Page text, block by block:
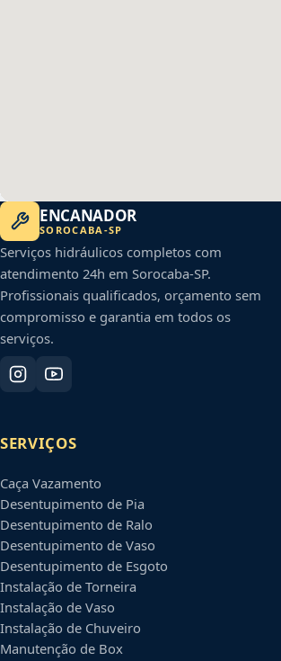
ENCANADOR
SOROCABA -SP
Serviços hidráulicos completos com
atendimento 24h em Sorocaba-SP.
Profissionais qualificados, orçamento sem
compromisso e garantia em todos os
serviços.
SERVIÇOS
Caça Vazamento
Desentupimento de Pia
Desentupimento de Ralo
Desentupimento de Vaso
Desentupimento de Esgoto
Instalação de Torneira
Instalação de Vaso
Instalação de Chuveiro
Manutenção de Box